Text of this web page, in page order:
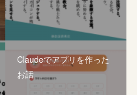
Claudeでアプリを作った
お話